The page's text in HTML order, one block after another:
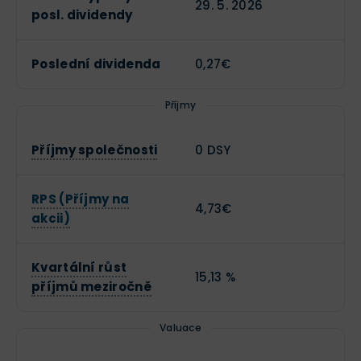
posl. dividendy
29. 5. 2026
Poslední dividenda 0,27€
Příjmy
Příjmy společnosti 0 DSY
RPS (Příjmy na
akcii)
4,73€
Kvartální růst
příjmů meziročně
15,13 %
Valuace